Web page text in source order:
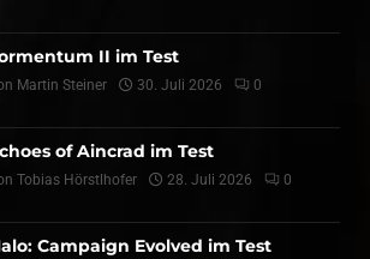
II im Test
Martin Steiner 30. Juli 2026 0
of Aincrad im Test
Tobias Hörstlhofer 28. Juli 2026 0
Campaign Evolved im Test